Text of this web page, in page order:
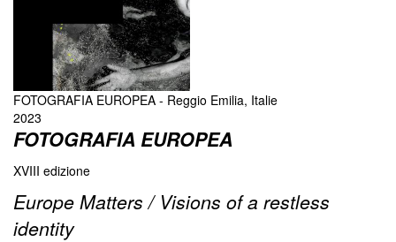
FOTOGRAFIA EUROPEA - Reggio Emilia, Italie
2023
FOTOGRAFIA EUROPEA
XVIII edizione
Europe Matters / Visions of a restless
identity